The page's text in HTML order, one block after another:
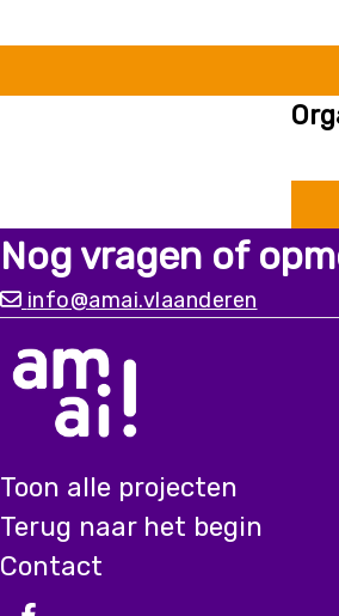
Nog vragen of
info@amai.vlaanderen
Toon alle projecten
Terug naar het begin
Contact